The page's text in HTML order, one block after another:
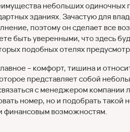
небольших одиночных
зданиях. Зачастую для
поэтому он сделает все
быть уверенными, что здесь
подобных отелях
– комфорт, тишина и
представляет собой
с менеджером
номер, но и подобрать такой
финансовым возможностям.